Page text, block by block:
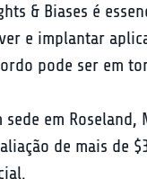
& Biases é
e implantar
pode ser em
sede em
de mais de